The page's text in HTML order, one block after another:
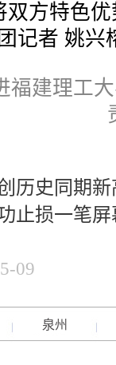
方特色
记者 姚兴
福建理工
历史同期新
止损一笔
09
泉州